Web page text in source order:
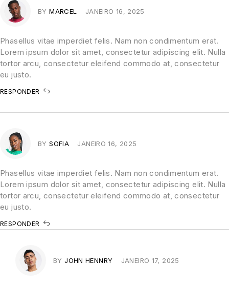
Phasellus vitae imperdiet felis. Nam non condimentum erat.
Lorem ipsum dolor sit amet, consectetur adipiscing elit. Nulla
tortor arcu, consectetur eleifend commodo at, consectetur
eu justo.
BY MARCEL JANEIRO 16, 2025
RESPONDER
Phasellus vitae imperdiet felis. Nam non condimentum erat.
Lorem ipsum dolor sit amet, consectetur adipiscing elit. Nulla
tortor arcu, consectetur eleifend commodo at, consectetur
eu justo.
BY SOFIA JANEIRO 16, 2025
RESPONDER
BY JOHN HENNRY JANEIRO 17, 2025